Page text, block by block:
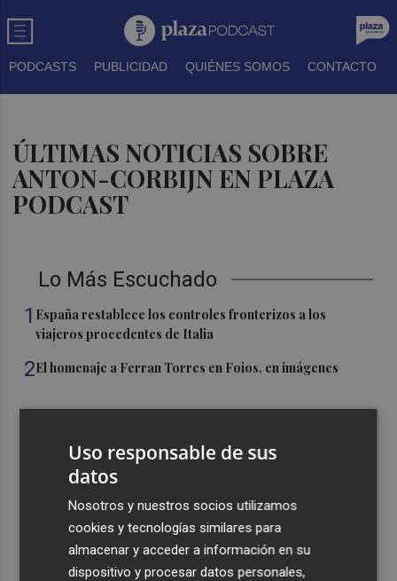
PODCASTS PUBLICIDAD QUIÉNES SOMOS CONTACTO
ÚLTIMAS NOTICIAS SOBRE
ANTON-CORBIJN EN PLAZA
PODCAST
Lo Más Escuchado
1 España restablece los controles fronterizos a los
viajeros procedentes de Italia
2El homenaje a Ferran Torres en Foios, en imágenes
Foios se vuelca con Ferran Torres
Las '200 vidas' que llevaron a Paco Rabal de Águilas a la
cima del cine: un documental recupera la voz y la mirada
del actor
Uso responsable de sus
datos
Nosotros y nuestros socios utilizamos
cookies y tecnologías similares para
almacenar y acceder a información en su
dispositivo y procesar datos personales,